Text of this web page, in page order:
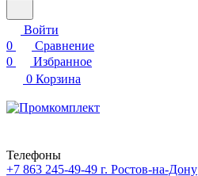
Войти
0
Сравнение
0
Избранное
0 Корзина
Телефоны
+7 863 245-49-49 г. Ростов-на-Дону